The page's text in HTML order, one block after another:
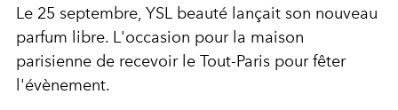
Le 25 septembre, YSL beauté lançait son nouveau
parfum libre. L'occasion pour la maison
parisienne de recevoir le Tout-Paris pour fêter
l'évènement.